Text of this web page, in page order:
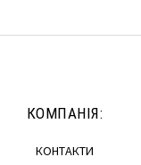
КОМПАНІЯ:
КОНТАКТИ